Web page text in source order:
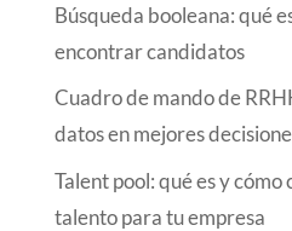
Búsqueda booleana: qué
encontrar candidatos
Cuadro de mando de
datos en mejores
Talent pool: qué es y
talento para tu empresa